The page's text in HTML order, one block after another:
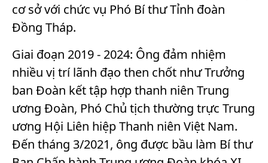
cơ sở với chức vụ Phó Bí thư Tỉnh đoàn
Đồng Tháp.
Giai đoạn 2019 - 2024: Ông đảm nhiệm
nhiều vị trí lãnh đạo then chốt như Trưởng
ban Đoàn kết tập hợp thanh niên Trung
ương Đoàn, Phó Chủ tịch thường trực Trung
ương Hội Liên hiệp Thanh niên Việt Nam.
Đến tháng 3/2021, ông được bầu làm Bí thư